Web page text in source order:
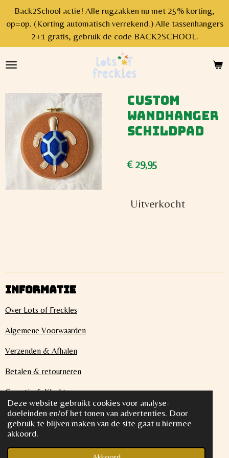
Deze website gebruikt cookies voor analyse-
doeleinden en/of het tonen van advertenties. Door
gebruik te blijven maken van de site gaat u hiermee
akkoord.
Ga
direct
de
hoofdinhoud
Back2School actie! Alle rugzakken nu met 25% korting,
op=op. (Korting automatisch verrekend.) Alle tassenhangers
2+1 gratis, gebruik de code BACK2SCHOOL.
Custom
wandhanger
schildpad
€ 29,95
Uitverkocht
INFORMATIE
Over Lots of Freckles
Algemene Voorwaarden
Verzenden & Afhalen
Betalen & retourneren
Garantie & Klachten
Privacybeleid
© 2022 Lots of Freckles KVK 87479338 BTW